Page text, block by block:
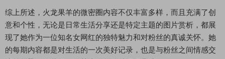
综上所述，火龙果羊的微密圈内容不仅丰富多样，而且充满了创
意和个性，无论是日常生活分享还是特定主题的图片赏析，都展
现了她作为一位知名女网红的独特魅力和对粉丝的真诚关怀。她
的每期内容都是对生活的一次美好记录，也是与粉丝之间情感交